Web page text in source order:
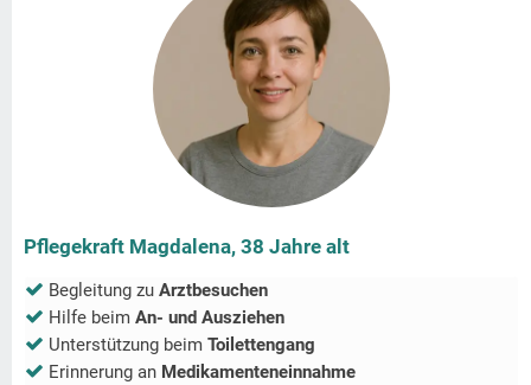
Pflegekraft Magdalena, 38 Jahre alt
Begleitung zu Arztbesuchen
Hilfe beim An- und Ausziehen
Unterstützung beim Toilettengang
Erinnerung an Medikamenteneinnahme